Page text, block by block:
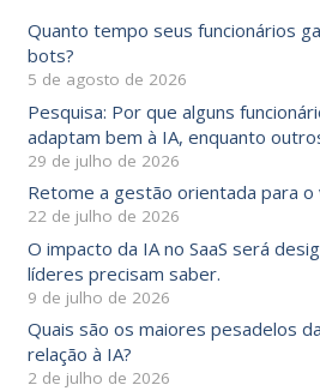
Quanto tempo seus funcionários
bots?
5 de agosto de 2026
Pesquisa: Por que alguns
adaptam bem à IA, enquanto
29 de julho de 2026
Retome a gestão orientada para o
22 de julho de 2026
O impacto da IA ​​no SaaS será
líderes precisam saber.
9 de julho de 2026
Quais são os maiores pesadelos
relação à IA?
2 de julho de 2026